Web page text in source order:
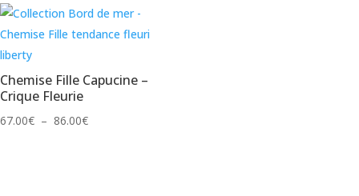
Chemise Fille Capucine –
Crique Fleurie
67.00€ – 86.00€Plage